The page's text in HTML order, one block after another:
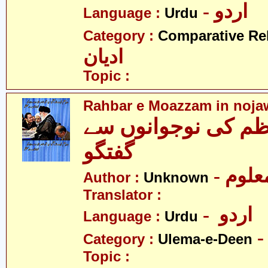
Language : Urdu - اردو
Category : Comparative
ادیان
Topic :
Rahbar e Moazzam in
کی نوجوانوں سے
گفتگو
Author : Unknown
Translator :
Language : Urdu
Category : Ulema-e-Deen
Topic :